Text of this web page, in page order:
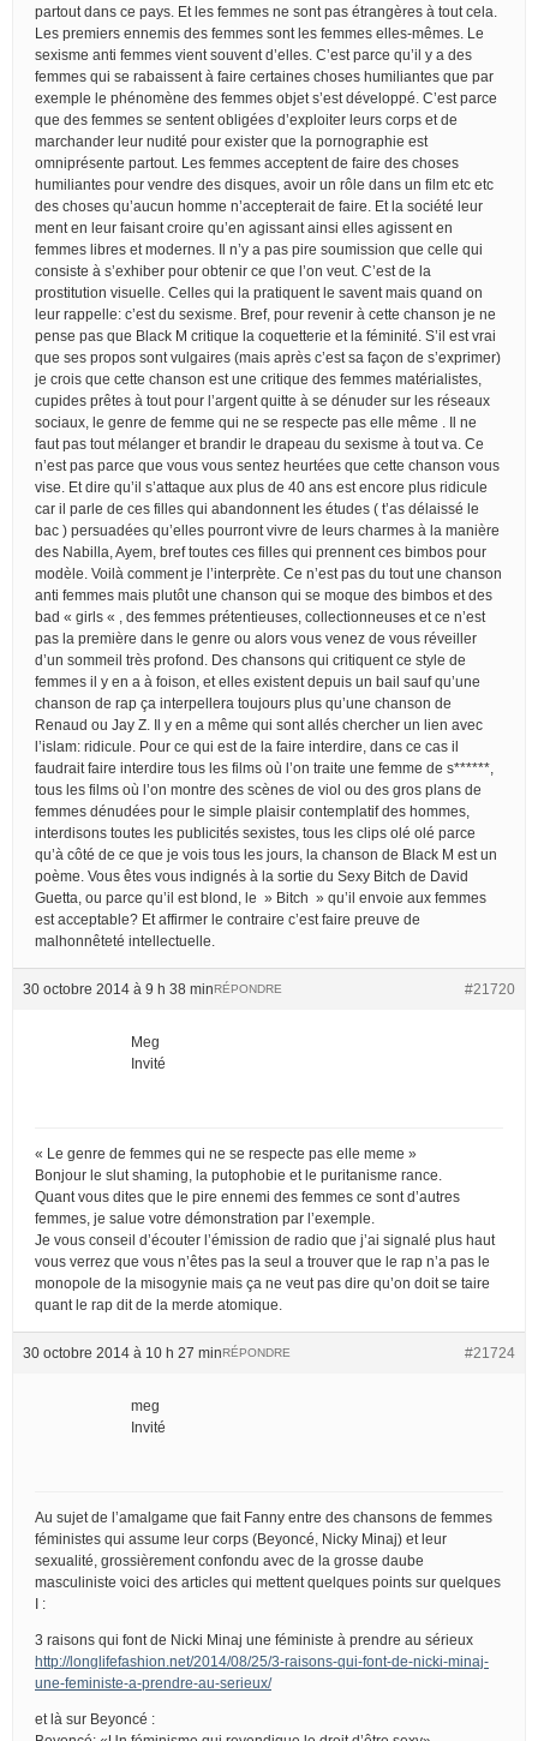
partout dans ce pays. Et les femmes ne sont pas étrangères à tout cela.
Les premiers ennemis des femmes sont les femmes elles-mêmes. Le
sexisme anti femmes vient souvent d’elles. C’est parce qu’il y a des
femmes qui se rabaissent à faire certaines choses humiliantes que par
exemple le phénomène des femmes objet s’est développé. C’est parce
que des femmes se sentent obligées d’exploiter leurs corps et de
marchander leur nudité pour exister que la pornographie est
omniprésente partout. Les femmes acceptent de faire des choses
humiliantes pour vendre des disques, avoir un rôle dans un film etc etc
des choses qu’aucun homme n’accepterait de faire. Et la société leur
ment en leur faisant croire qu’en agissant ainsi elles agissent en
femmes libres et modernes. Il n’y a pas pire soumission que celle qui
consiste à s’exhiber pour obtenir ce que l’on veut. C’est de la
prostitution visuelle. Celles qui la pratiquent le savent mais quand on
leur rappelle: c’est du sexisme. Bref, pour revenir à cette chanson je ne
pense pas que Black M critique la coquetterie et la féminité. S’il est vrai
que ses propos sont vulgaires (mais après c’est sa façon de s’exprimer)
je crois que cette chanson est une critique des femmes matérialistes,
cupides prêtes à tout pour l’argent quitte à se dénuder sur les réseaux
sociaux, le genre de femme qui ne se respecte pas elle même . Il ne
faut pas tout mélanger et brandir le drapeau du sexisme à tout va. Ce
n’est pas parce que vous vous sentez heurtées que cette chanson vous
vise. Et dire qu’il s’attaque aux plus de 40 ans est encore plus ridicule
car il parle de ces filles qui abandonnent les études ( t’as délaissé le
bac ) persuadées qu’elles pourront vivre de leurs charmes à la manière
des Nabilla, Ayem, bref toutes ces filles qui prennent ces bimbos pour
modèle. Voilà comment je l’interprète. Ce n’est pas du tout une chanson
anti femmes mais plutôt une chanson qui se moque des bimbos et des
bad « girls « , des femmes prétentieuses, collectionneuses et ce n’est
pas la première dans le genre ou alors vous venez de vous réveiller
d’un sommeil très profond. Des chansons qui critiquent ce style de
femmes il y en a à foison, et elles existent depuis un bail sauf qu’une
chanson de rap ça interpellera toujours plus qu’une chanson de
Renaud ou Jay Z. Il y en a même qui sont allés chercher un lien avec
l’islam: ridicule. Pour ce qui est de la faire interdire, dans ce cas il
faudrait faire interdire tous les films où l’on traite une femme de s******,
tous les films où l’on montre des scènes de viol ou des gros plans de
femmes dénudées pour le simple plaisir contemplatif des hommes,
interdisons toutes les publicités sexistes, tous les clips olé olé parce
qu’à côté de ce que je vois tous les jours, la chanson de Black M est un
poème. Vous êtes vous indignés à la sortie du Sexy Bitch de David
Guetta, ou parce qu’il est blond, le » Bitch » qu’il envoie aux femmes
est acceptable? Et affirmer le contraire c’est faire preuve de
malhonnêteté intellectuelle.
30 octobre 2014 à 9 h 38 min #21720
RÉPONDRE
Meg
Invité
« Le genre de femmes qui ne se respecte pas elle meme »
Bonjour le slut shaming, la putophobie et le puritanisme rance.
Quant vous dites que le pire ennemi des femmes ce sont d’autres
femmes, je salue votre démonstration par l’exemple.
Je vous conseil d’écouter l’émission de radio que j’ai signalé plus haut
vous verrez que vous n’êtes pas la seul a trouver que le rap n’a pas le
monopole de la misogynie mais ça ne veut pas dire qu’on doit se taire
quant le rap dit de la merde atomique.
30 octobre 2014 à 10 h 27 min #21724
RÉPONDRE
meg
Invité
Au sujet de l’amalgame que fait Fanny entre des chansons de femmes
féministes qui assume leur corps (Beyoncé, Nicky Minaj) et leur
sexualité, grossièrement confondu avec de la grosse daube
masculiniste voici des articles qui mettent quelques points sur quelques
I :
3 raisons qui font de Nicki Minaj une féministe à prendre au sérieux
http://longlifefashion.net/2014/08/25/3-raisons-qui-font-de-nicki-minaj-
une-feministe-a-prendre-au-serieux/
et là sur Beyoncé :